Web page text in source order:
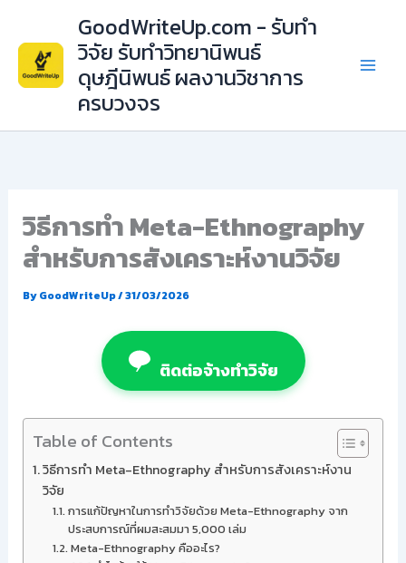
content
GoodWriteUp.com - รับทำ
วิจัย รับทำวิทยานิพนธ์
ดุษฎีนิพนธ์ ผลงานวิชาการ
ครบวงจร
วิธีการทำ Meta-Ethnography
สำหรับการสังเคราะห์งานวิจัย
ByGoodWriteUp/31/03/2026
ติดต่อจ้างทำวิจัย
Table of Contents
วิธีการทำ Meta-Ethnography สำหรับการสังเคราะห์งาน
วิจัย
การแก้ปัญหาในการทำวิจัยด้วย Meta-Ethnography จาก
ประสบการณ์ที่ผมสะสมมา 5,000 เล่ม
Meta-Ethnography คืออะไร?